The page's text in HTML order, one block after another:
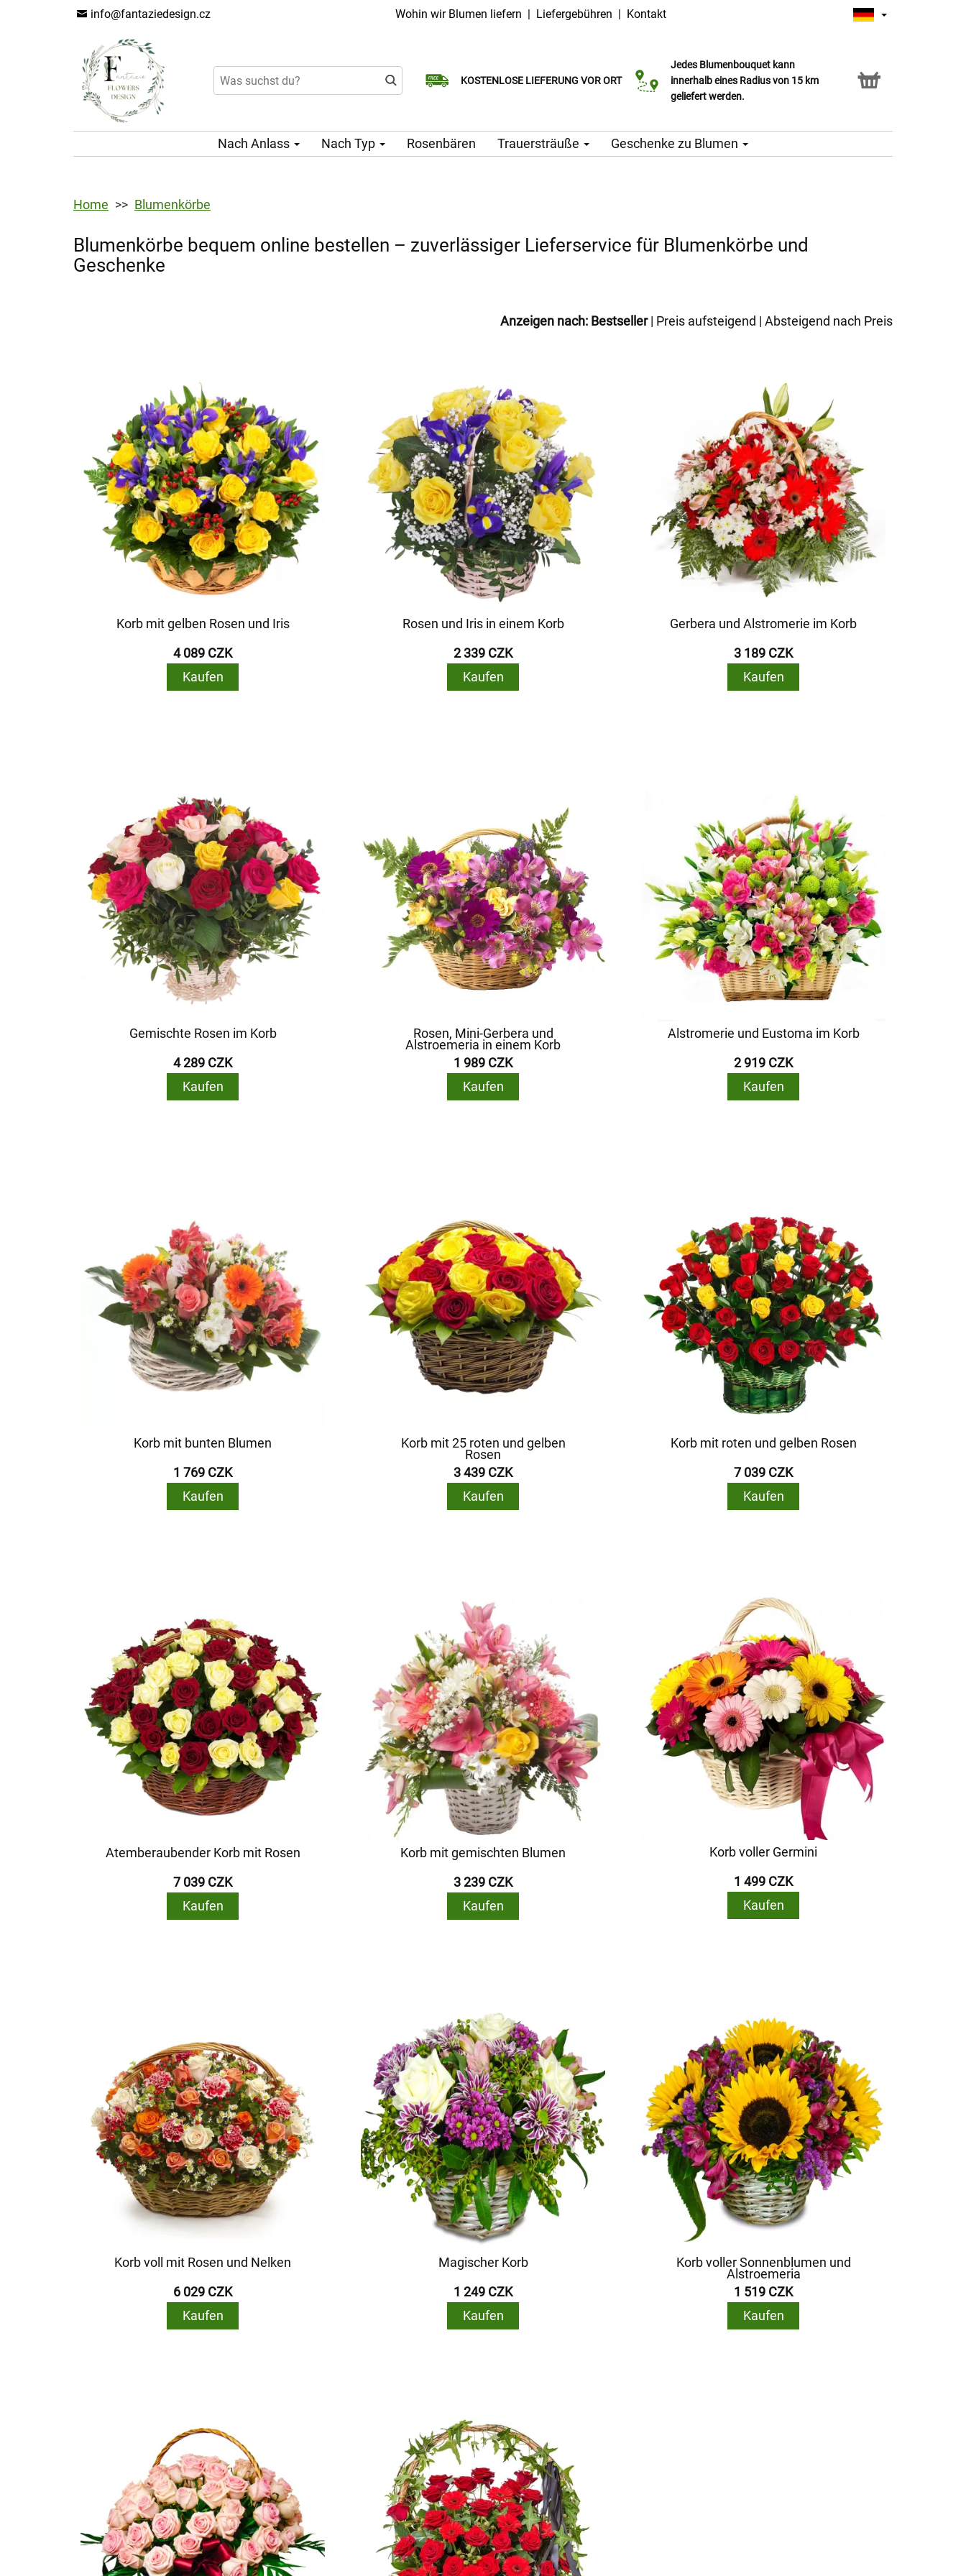
info@fantaziedesign.cz Wohin wir Blumen liefern | Liefergebühren | Kontakt
KOSTENLOSE LIEFERUNG VOR ORT
Lieferung am selben Tag möglich
Wählen Sie Ihr Lieferdatum
Jedes Blumenbouquet kann
innerhalb eines Radius von 15 km
geliefert werden.
Click & Collect Service
Nach Anlass Nach Typ Rosenbären Trauersträuße Geschenke zu Blumen
Home Blumenkörbe
Blumenkörbe bequem online bestellen – zuverlässiger Lieferservice für Blumenkörbe und
Geschenke
Anzeigen nach: Bestseller| Preis aufsteigend | Absteigend nach Preis
Korb mit gelben Rosen und Iris
4 089 CZK
Kaufen
Rosen und Iris in einem Korb
2 339 CZK
Kaufen
Gerbera und Alstromerie im Korb
3 189 CZK
Kaufen
Gemischte Rosen im Korb
4 289 CZK
Kaufen
Rosen, Mini-Gerbera und
Alstroemeria in einem Korb
1 989 CZK
Kaufen
Alstromerie und Eustoma im Korb
2 919 CZK
Kaufen
Korb mit bunten Blumen
1 769 CZK
Kaufen
Korb mit 25 roten und gelben
Rosen
3 439 CZK
Kaufen
Korb mit roten und gelben Rosen
7 039 CZK
Kaufen
Atemberaubender Korb mit Rosen
7 039 CZK
Kaufen
Korb mit gemischten Blumen
3 239 CZK
Kaufen
Korb voller Germini
1 499 CZK
Kaufen
Korb voll mit Rosen und Nelken
6 029 CZK
Kaufen
Magischer Korb
1 249 CZK
Kaufen
Korb voller Sonnenblumen und
Alstroemeria
1 519 CZK
Kaufen